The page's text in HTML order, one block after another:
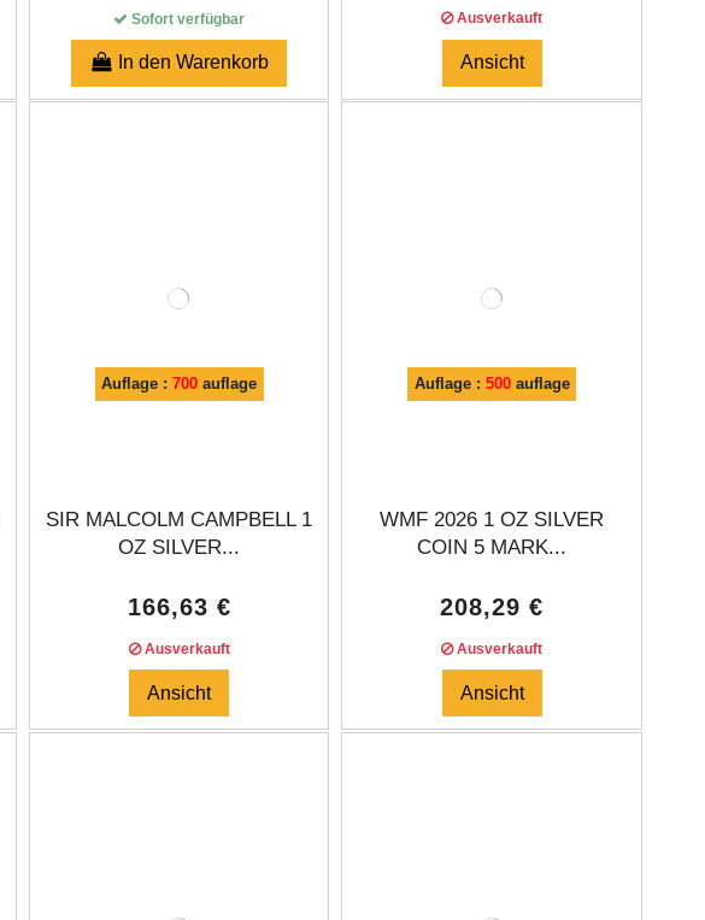
Sofort verfügbar
In den Warenkorb
Ausverkauft
Ansicht
Auflage :700 auflage
SIR MALCOLM CAMPBELL 1
OZ SILVER...
166,63 €
Ausverkauft
Ansicht
Auflage : 500auflage
WMF 2026 1 OZ SILVER
COIN 5 MARK...
208,29 €
Ausverkauft
Ansicht